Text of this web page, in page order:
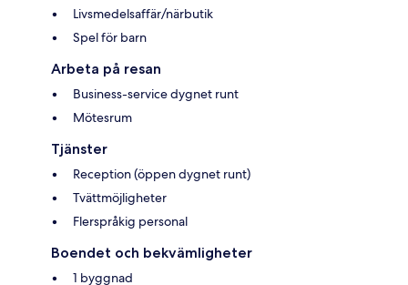
Livsmedelsaffär/närbutik
Spel för barn
Arbeta på resan
Business-service dygnet runt
Mötesrum
Tjänster
Reception (öppen dygnet runt)
Tvättmöjligheter
Flerspråkig personal
Boendet och bekvämligheter
1 byggnad